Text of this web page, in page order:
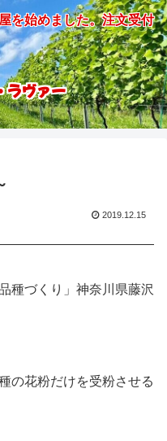
を始めました。注文受付
ラヴァー
2019.12.15
種づくり」神奈川県藤沢
の花粉だけを受粉させる